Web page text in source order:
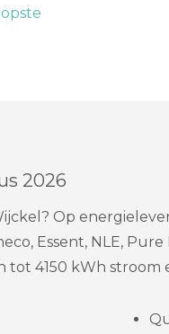
2026
Op
Essent, NLE,
4150 kWh stroom